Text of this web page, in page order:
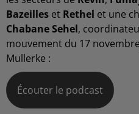
Bazeilles et Rethel et une
Chabane Sehel,
mouvement du 17
Mullerke :
Écouter le podcast